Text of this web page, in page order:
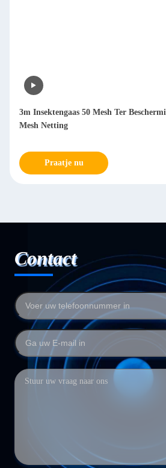
3m Insektengaas 50 Mesh Ter
Mesh Netting
Praatje nu
Contact